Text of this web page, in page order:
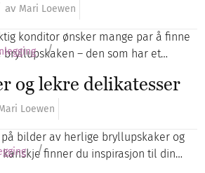
av Mari Loewen
konditor ønsker mange par å finne
– den som har et…
/
og lekre delikatesser
Loewen
bilder av herlige bryllupskaker og
kanskje finner du inspirasjon til din…
/